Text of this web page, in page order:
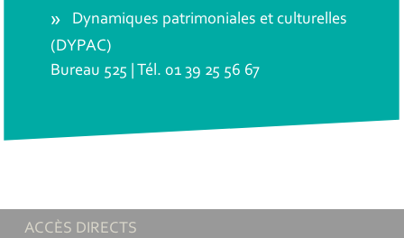
Dynamiques patrimoniales et culturelles
(DYPAC)
Bureau 525 | Tél. 01 39 25 56 67
ACCÈS DIRECTS